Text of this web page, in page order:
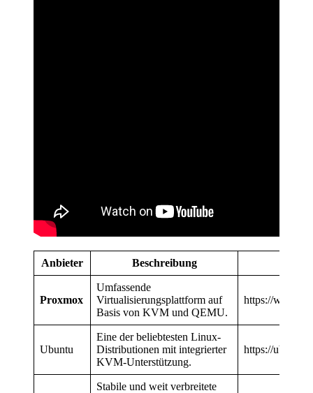
Anbieter Beschreibung
Proxmox
Umfassende
Virtualisierungsplattform auf
Basis von KVM und QEMU.
https://
Ubuntu
Eine der beliebtesten Linux-
Distributionen mit integrierter
KVM-Unterstützung.
https://
Stabile und weit verbreitete